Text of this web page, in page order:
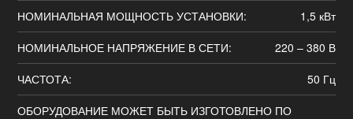
НОМИНАЛЬНАЯ МОЩНОСТЬ УСТАНОВКИ:
1,5 кВт
НОМИНАЛЬНОЕ НАПРЯЖЕНИЕ В СЕТИ:
220 – 380 В
ЧАСТОТА:
50 Гц
ОБОРУДОВАНИЕ МОЖЕТ БЫТЬ ИЗГОТОВЛЕНО ПО